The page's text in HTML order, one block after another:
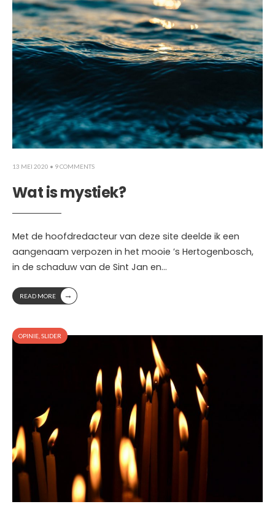
13 MEI 2020 • 9 COMMENTS
Wat is mystiek?
Met de hoofdredacteur van deze site deelde ik een
aangenaam verpozen in het mooie ’s Hertogenbosch,
in de schaduw van de Sint Jan en...
READ MORE →
OPINIE SLIDER